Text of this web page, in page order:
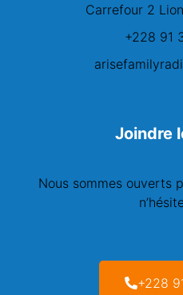
Carrefour 2
+228 91
Joindre
Nous sommes ouverts
+228